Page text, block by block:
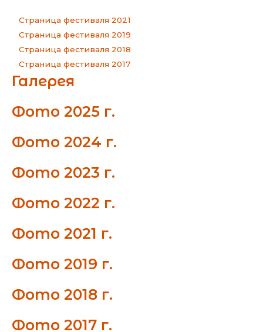
Страница фестиваля 2021
Страница фестиваля 2019
Страница фестиваля 2018
Страница фестиваля 2017
Галерея
Фото 2025 г.
Фото 2024 г.
Фото 2023 г.
Фото 2022 г.
Фото 2021 г.
Фото 2019 г.
Фото 2018 г.
Фото 2017 г.